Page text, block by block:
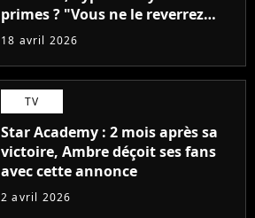
primes ? "Vous ne le reverrez
plus"
18 avril 2026
TV
Star Academy : 2 mois après sa
victoire, Ambre déçoit ses fans
avec cette annonce
2 avril 2026